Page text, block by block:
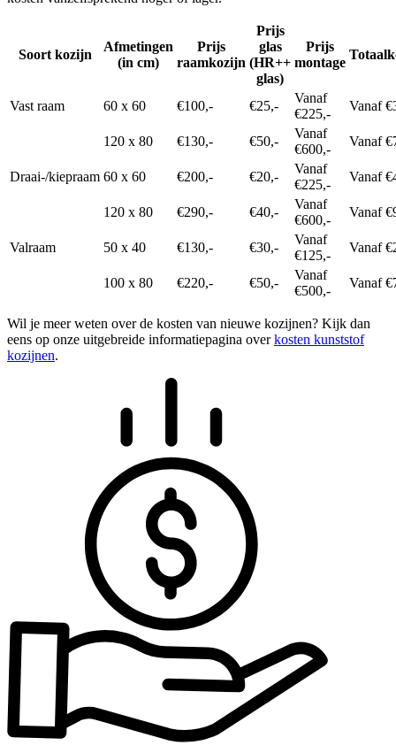
Soort kozijn
Afmetingen
(in cm)
Prijs
raamkozijn
Prijs
glas
(HR++
glas)
Prijs
montage
Vast raam 60 x 60 €100,- €25,-
Vanaf
€225,-
Vanaf
120 x 80 €130,- €50,-
Vanaf
€600,-
Vanaf
Draai-/kiepraam 60 x 60 €200,- €20,-
Vanaf
€225,-
Vanaf
120 x 80 €290,- €40,-
Vanaf
€600,-
Vanaf
Valraam 50 x 40 €130,- €30,-
Vanaf
€125,-
Vanaf
100 x 80 €220,- €50,-
Vanaf
€500,-
Vanaf
Wil je meer weten over de kosten van nieuwe kozijnen? Kijk dan
eens op onze uitgebreide informatiepagina overkosten kunststof
kozijnen.